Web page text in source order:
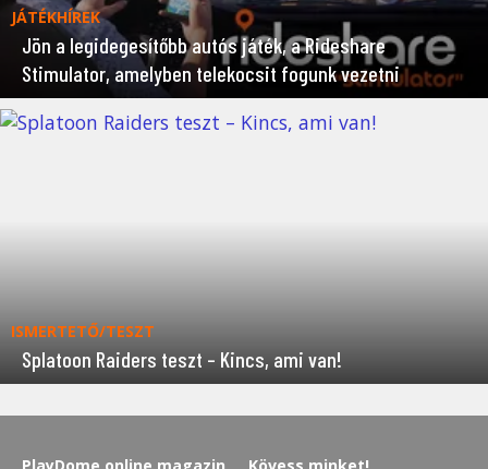
JÁTÉKHÍREK
Jön a legidegesítőbb autós játék, a Rideshare
Stimulator, amelyben telekocsit fogunk vezetni
ISMERTETŐ/TESZT
Splatoon Raiders teszt – Kincs, ami van!